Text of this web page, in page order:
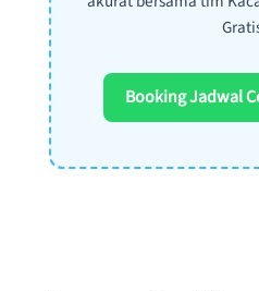
Booking Jadwal